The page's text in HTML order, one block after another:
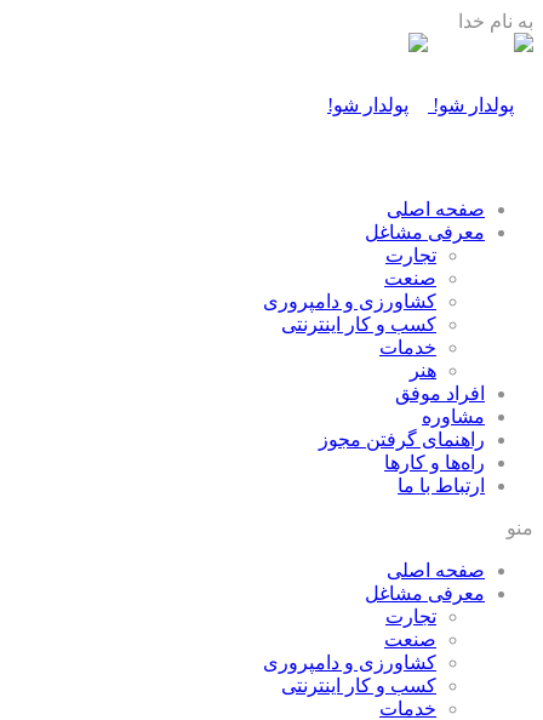
به نام خدا
صفحه اصلی
معرفی مشاغل
تجارت
صنعت
كشاورزی و دامپروری
كسب و كار اينترنتی
خدمات
هنر
افراد موفق
مشاوره
راهنمای گرفتن مجوز
راه‌ها و كارها
ارتباط با ما
منو
صفحه اصلی
معرفی مشاغل
تجارت
صنعت
كشاورزی و دامپروری
كسب و كار اينترنتی
خدمات